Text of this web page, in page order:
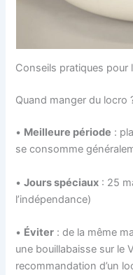
Conseils pratiques pour
Quand manger du locro
• Meilleure période :
se consomme
•Jours spéciaux : 25
l’indépendance)
• Éviter : de la même
une bouillabaisse sur le
recommandation d’un